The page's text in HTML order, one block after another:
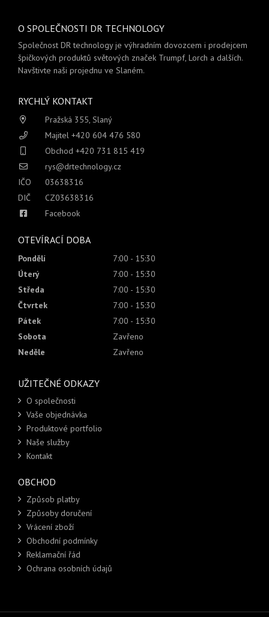
O SPOLEČNOSTI DR TECHNOLOGY
Společnost DR technology je výhradním dovozcem i prodejcem
špičkových produktů světových značek Trumpf, Lorch a dalších.
Navštivte naši projednu ve Slaném.
RYCHLÝ KONTAKT
Pražská 355, Slaný
Majitel +420 604 476 580
Obchod +420 731 815 419
rys@drtechnology.cz
IČO
03638316
DIČ
CZ03638316
Facebook
OTEVÍRACÍ DOBA
Pondělí
7:00 - 15:30
Úterý
7:00 - 15:30
Středa
7:00 - 15:30
Čtvrtek
7:00 - 15:30
Pátek
7:00 - 15:30
Sobota
Zavřeno
Neděle
Zavřeno
UŽITEČNÉ ODKAZY
O společnosti
Vaše objednávka
Produktové portfolio
Naše služby
Kontakt
OBCHOD
Způsob platby
Způsoby doručení
Vrácení zboží
Obchodní podmínky
Reklamační řád
Ochrana osobních údajů